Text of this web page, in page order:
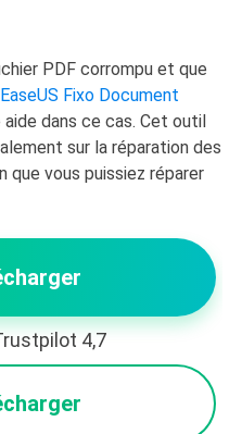
PDF corrompu et que
EaseUS Fixo Document
dans ce cas. Cet outil
sur la réparation des
que vous puissiez réparer
4,7